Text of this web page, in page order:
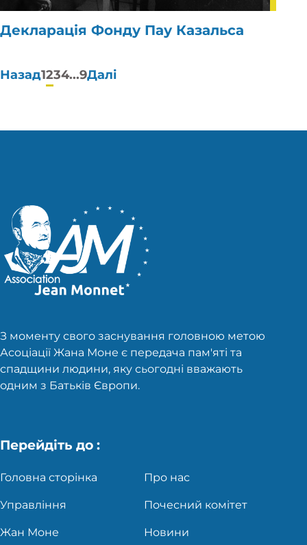
Декларація Фонду Пау Казальса
Пагінація
Назад1234...9Далі
З моменту свого заснування головною метою
Асоціації Жана Моне є передача пам'яті та
спадщини людини, яку сьогодні вважають
одним з Батьків Європи.
Перейдіть до :
Головна сторінка Про нас
Управління Почесний комітет
Жан Моне Новини